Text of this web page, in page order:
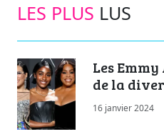
LES PLUS LUS
Les
de la
16 janvier 2024